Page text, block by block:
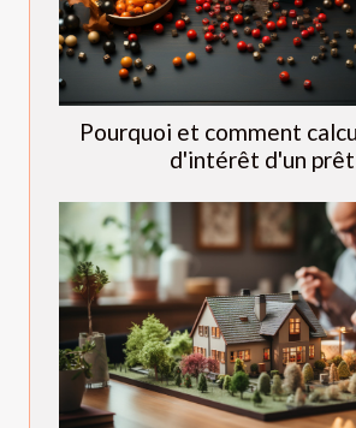
Pourquoi et comment
d'intérêt d'un prêt